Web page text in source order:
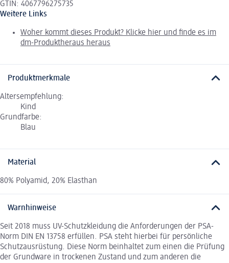
GTIN: 4067796275735
Weitere Links
Woher kommt dieses Produkt? Klicke hier und finde es im
dm-Produktheraus heraus
Produktmerkmale
Altersempfehlung:
Kind
Grundfarbe:
Blau
Material
80% Polyamid, 20% Elasthan
Warnhinweise
Seit 2018 muss UV-Schutzkleidung die Anforderungen der PSA-
Norm DIN EN 13758 erfüllen. PSA steht hierbei für persönliche
Schutzausrüstung. Diese Norm beinhaltet zum einen die Prüfung
der Grundware in trockenen Zustand und zum anderen die